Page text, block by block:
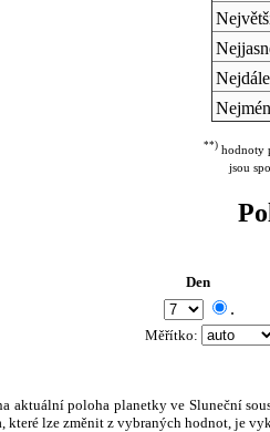
**) hodnoty
jsou
Den
.
Měřítko:
aktuální poloha planetky ve Sluneční
lze změnit z vybraných hodnot, je